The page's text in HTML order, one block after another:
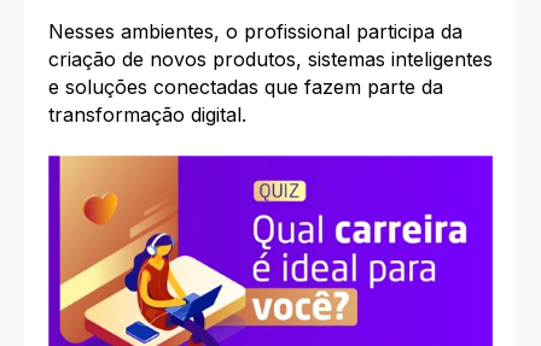
Nesses ambientes, o profissional participa da
criação de novos produtos, sistemas inteligentes
e soluções conectadas que fazem parte da
transformação digital.